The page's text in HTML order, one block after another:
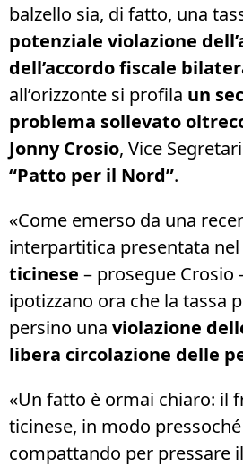
balzello sia, di fatto, una
potenziale violazione
dell’accordo fiscale
all’orizzonte si profila un
problema sollevato
Jonny Crosio, Vice
“Patto per il Nord”.
«Come emerso da una
interpartitica presentata nel
ticinese – prosegue Crosio
ipotizzano ora che la tassa
persino una violazione
libera circolazione delle
«Un fatto è ormai chiaro: il
ticinese, in modo
compattando per pressare